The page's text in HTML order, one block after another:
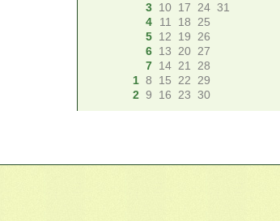
3 10 17 24 31
4
11 18
25
5 12 19
26
6 13 20 27
7 14 21
28
1 8 15 22
29
2 9 16 23 30